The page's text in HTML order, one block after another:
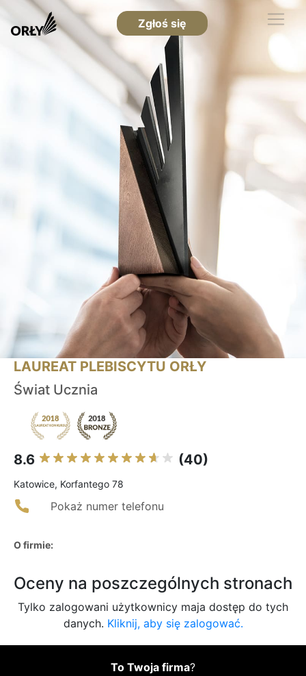
Zgłoś się
LAUREAT PLEBISCYTU ORŁY
Świat Ucznia
8.6 (40)
Katowice, Korfantego 78
Pokaż numer telefonu
O firmie:
Oceny na poszczególnych stronach
Tylko zalogowani użytkownicy maja dostęp do tych
danych. Kliknij, aby się zalogować.
To Twoja firma?